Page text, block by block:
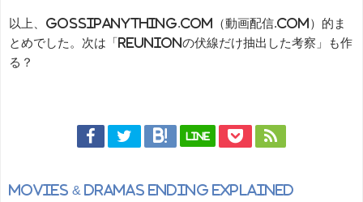
以上、gossipanything.com（動画配信.com）的ま
とめでした。次は「Reunionの伏線だけ抽出した考察」も作
る？
LINE
Movies & Dramas Ending Explained